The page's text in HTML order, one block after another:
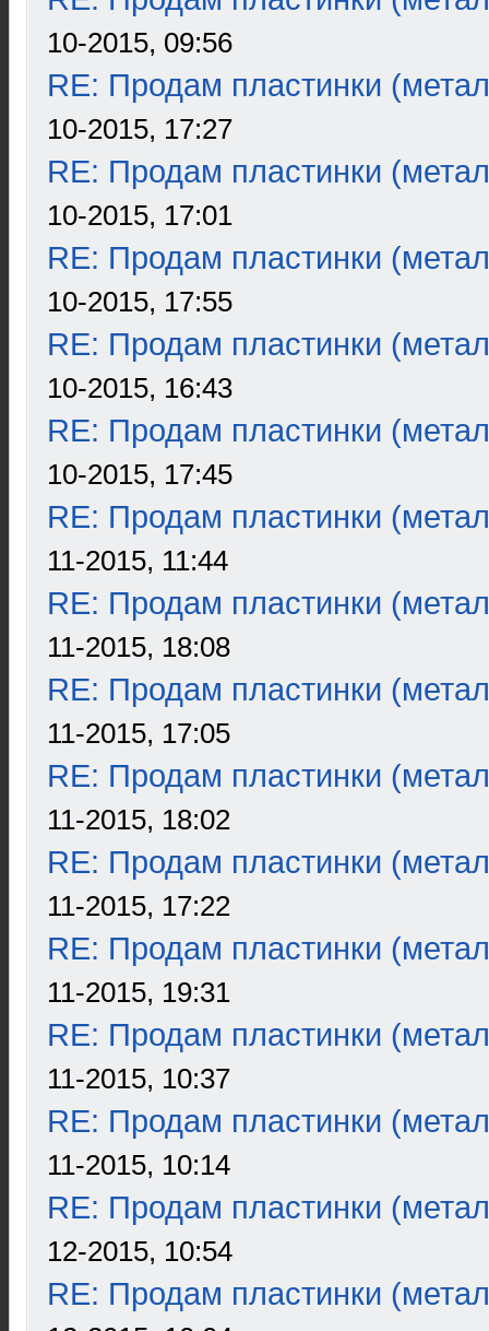
10-2015, 09:56
RE: Продам пластинки
10-2015, 17:27
RE: Продам пластинки
10-2015, 17:01
RE: Продам пластинки
10-2015, 17:55
RE: Продам пластинки
10-2015, 16:43
RE: Продам пластинки
10-2015, 17:45
RE: Продам пластинки
11-2015, 11:44
RE: Продам пластинки
11-2015, 18:08
RE: Продам пластинки
11-2015, 17:05
RE: Продам пластинки
11-2015, 18:02
RE: Продам пластинки
11-2015, 17:22
RE: Продам пластинки
11-2015, 19:31
RE: Продам пластинки
11-2015, 10:37
RE: Продам пластинки
11-2015, 10:14
RE: Продам пластинки
12-2015, 10:54
RE: Продам пластинки